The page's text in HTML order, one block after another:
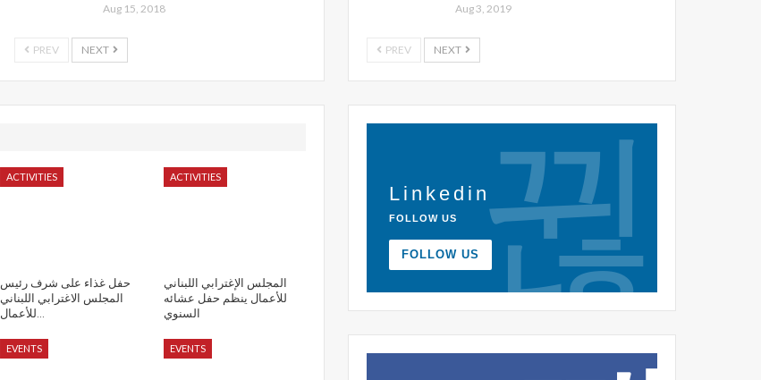
Aug 15, 2018
PREV NEXT
Aug 3, 2019
PREV NEXT
ACTIVITIES
حفل غذاء على شرف رئيس
المجلس الاغترابي اللبناني
للأعمال…
ACTIVITIES
المجلس الإغترابي اللبناني
للأعمال ينظم حفل عشائه
السنوي
EVENTS EVENTS
Linkedin
FOLLOW US
FOLLOW US